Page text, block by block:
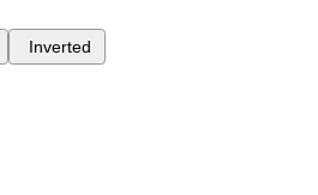
Inverted